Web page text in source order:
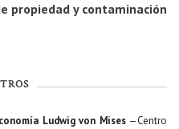
propiedad y contaminación
Ludwig von Mises—Centro